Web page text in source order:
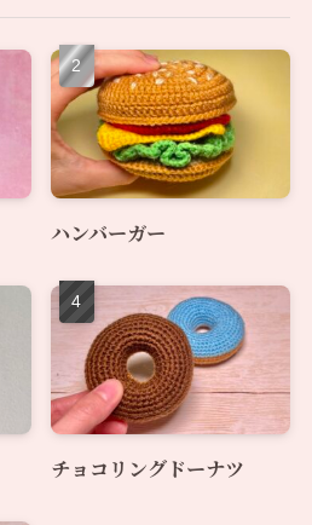
ハンバーガー
チョコリングドーナツ